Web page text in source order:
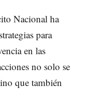
Nacional ha
para
en las
no solo se
que también